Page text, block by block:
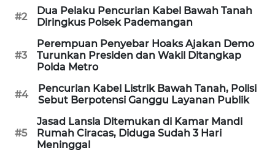
#2
Dua Pelaku Pencurian Kabel Bawah Tanah
Diringkus Polsek Pademangan
#3
Perempuan Penyebar Hoaks Ajakan Demo
Turunkan Presiden dan Wakil Ditangkap
Polda Metro
#4
Pencurian Kabel Listrik Bawah Tanah, Polisi
Sebut Berpotensi Ganggu Layanan Publik
#5
Jasad Lansia Ditemukan di Kamar Mandi
Rumah Ciracas, Diduga Sudah 3 Hari
Meninggal
KONSUMEN
LISTRIK
MASYARAKAT
KELISTRIKAN
WALINKI
MAWAKA